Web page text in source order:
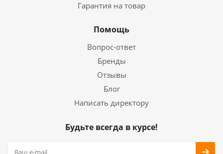
Гарантия на товар
Помощь
Вопрос-ответ
Бренды
Отзывы
Блог
Написать директору
Будьте всегда в курсе!